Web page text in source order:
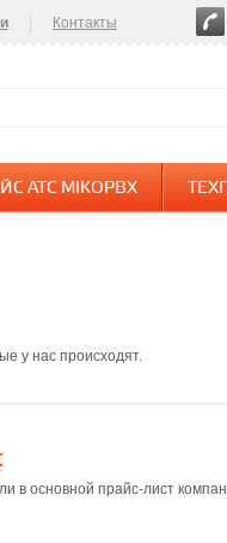
Контакты
АТС MIKOPBX
у нас происходят.
в основной прайс-лист